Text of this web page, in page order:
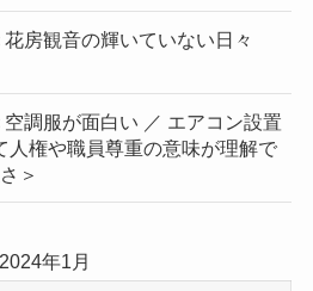
花房観音の輝いていない日々
調服が面白い ／ エアコン設置
人権や職員尊重の意味が理解で
＞
2024年1月